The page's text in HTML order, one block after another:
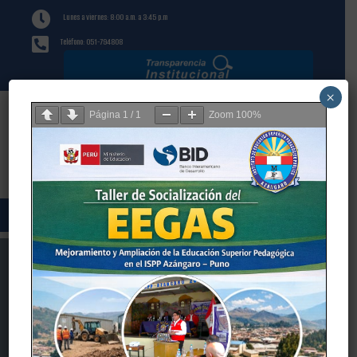
 Lunes a viernes: 8:00 a.m. a 3:45 p.m
 Teléfono: 051-794808
BIENVENIDO AL NUEVO
PORTAL WEB
Página 1 / 1 Zoom 100%
×